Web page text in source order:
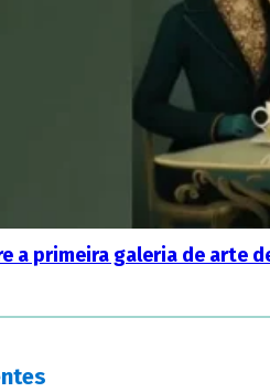
a primeira galeria de arte